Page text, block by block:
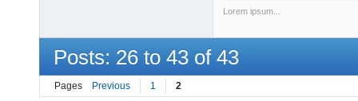
Lorem ipsum...
Posts: 26 to 43 of 43
Pages Previous 1 2